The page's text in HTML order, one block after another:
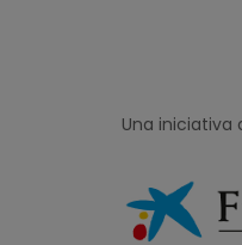
Una iniciativa